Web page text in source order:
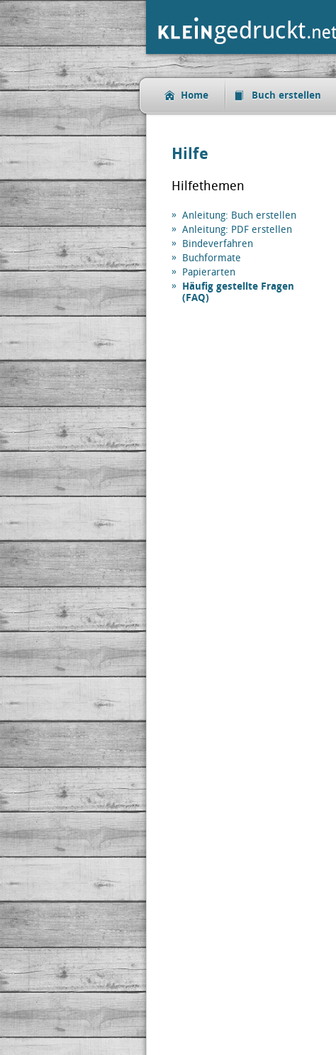
Home Buch erstellen
Hilfe
Hilfethemen
Anleitung: Buch erstellen
Anleitung: PDF erstellen
Bindeverfahren
Buchformate
Papierarten
Häufig gestellte Fragen
(FAQ)